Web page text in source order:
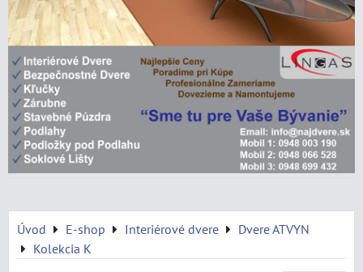
Úvod E-shop Interiérové dvere
Dvere ATVYN
Kolekcia K